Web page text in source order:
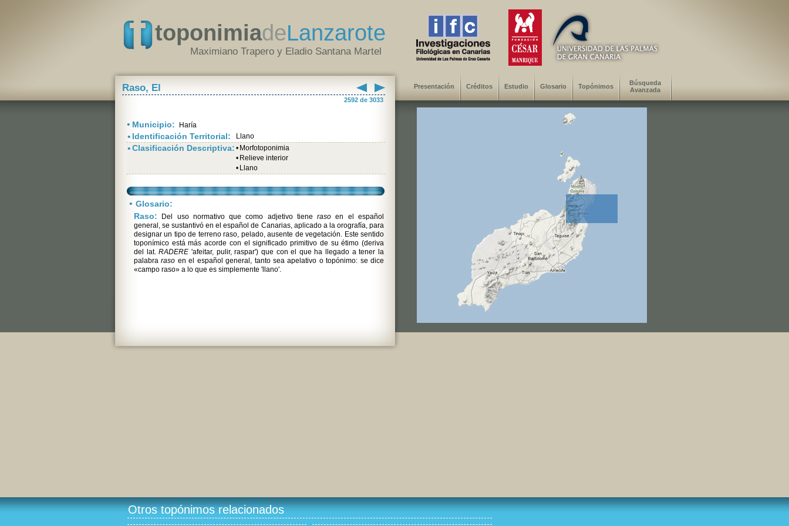
toponimiadeLanzarote
Maximiano Trapero y Eladio Santana Martel
Raso, El
2592 de 3033
• Municipio: Haría
• Identificación Territorial: Llano
•Clasificación Descriptiva: • Morfotoponimia
• Relieve interior
• Llano
• Glosario:
Raso: Del uso normativo que como adjetivo tieneraso en el español
general, se sustantivó en el español de Canarias, aplicado a la orografía, para
designar un tipo de terreno raso, pelado, ausente de vegetación. Este sentido
toponímico está más acorde con el significado primitivo de su étimo (deriva
del lat.RADERE 'afeitar, pulir, raspar') que con el que ha llegado a tener la
palabraraso en el español general, tanto sea apelativo o topónimo: se dice
«campo raso» a lo que es simplemente 'llano'.
Presentación Créditos Estudio Glosario Topónimos
Búsqueda
Avanzada
Otros topónimos relacionados